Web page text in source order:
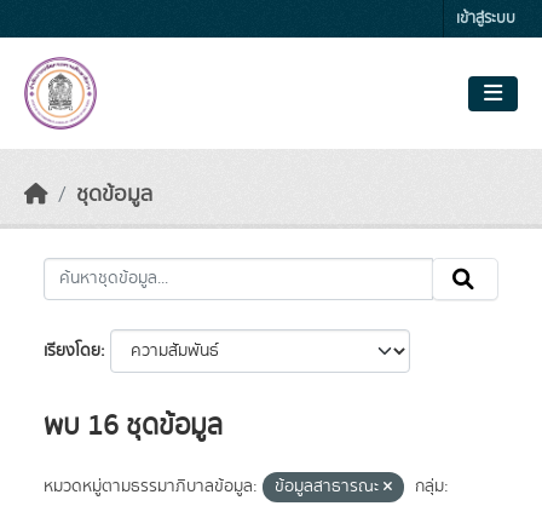
เข้าสู่ระบบ
ชุดข้อมูล
เรียงโดย
พบ 16 ชุดข้อมูล
หมวดหมู่ตามธรรมาภิบาลข้อมูล: ข้อมูลสาธารณะ
กลุ่ม: